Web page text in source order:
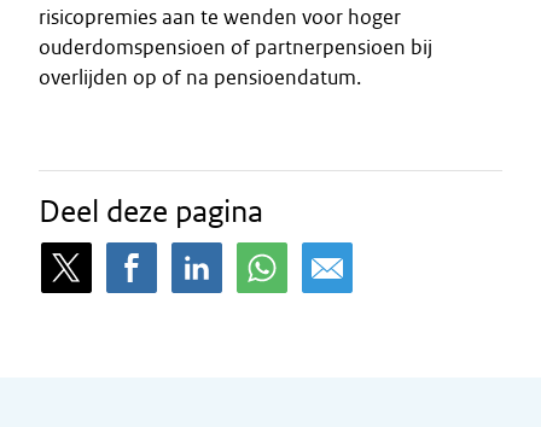
risicopremies aan te wenden voor hoger
ouderdomspensioen of partnerpensioen bij
overlijden op of na pensioendatum.
Deel deze pagina